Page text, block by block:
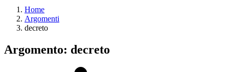
Home
Argomenti
decreto
Argomento: decreto